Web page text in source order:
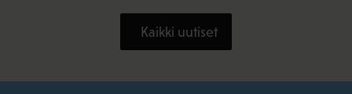
Kaikki uutiset